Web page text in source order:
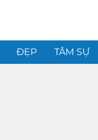
ĐẸP TÂM SỰ